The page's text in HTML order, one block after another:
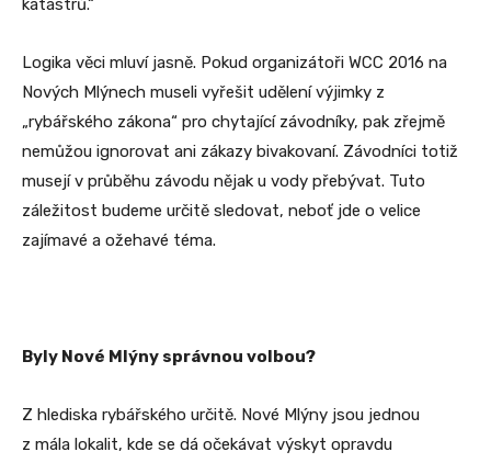
katastrů.“
Logika věci mluví jasně. Pokud organizátoři WCC 2016 na
Nových Mlýnech museli vyřešit udělení výjimky z
„rybářského zákona“ pro chytající závodníky, pak zřejmě
nemůžou ignorovat ani zákazy bivakovaní. Závodníci totiž
musejí v průběhu závodu nějak u vody přebývat. Tuto
záležitost budeme určitě sledovat, neboť jde o velice
zajímavé a ožehavé téma.
Byly Nové Mlýny správnou volbou?
Z hlediska rybářského určitě. Nové Mlýny jsou jednou
z mála lokalit, kde se dá očekávat výskyt opravdu